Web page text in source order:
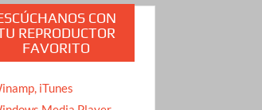
CON
REPRODUCTOR
FAVORITO